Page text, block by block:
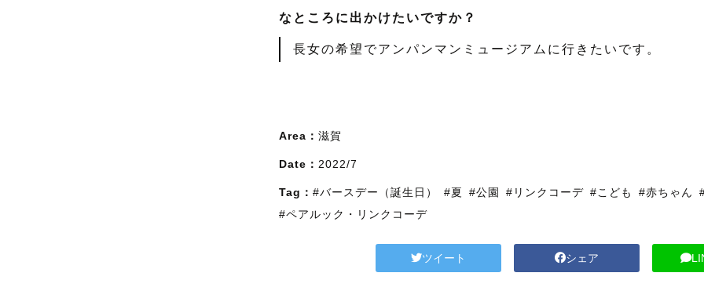
なところに出かけたいですか？
長女の希望でアンパンマンミュージアムに行きたいです。
Area： 滋賀
Date： 2022/7
Tag： #バースデー（誕生日） #夏 #公園 #リンクコーデ #こども #赤ちゃん
#ペアルック・リンクコーデ
ツイート シェア